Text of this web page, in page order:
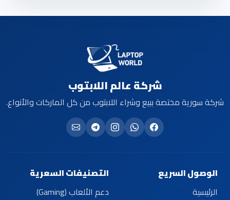
شركة عالم اللابتوب
شركة سورية مختصة ببيع وشراء اللابتوب من كل الماركات والأنواع.
الوصول السريع
الرئيسية
التصنيفات السعرية
دعم الألعاب (Gaming)